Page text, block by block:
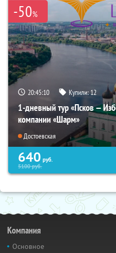
-50%
20:45:08 Купили:12
1-дневный тур «Псков —
компании «Шарм»
Достоевская
640 руб.
5100руб.
Компания
Основное